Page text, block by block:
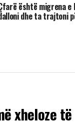
është migrena
dhe ta trajtoni
xheloze